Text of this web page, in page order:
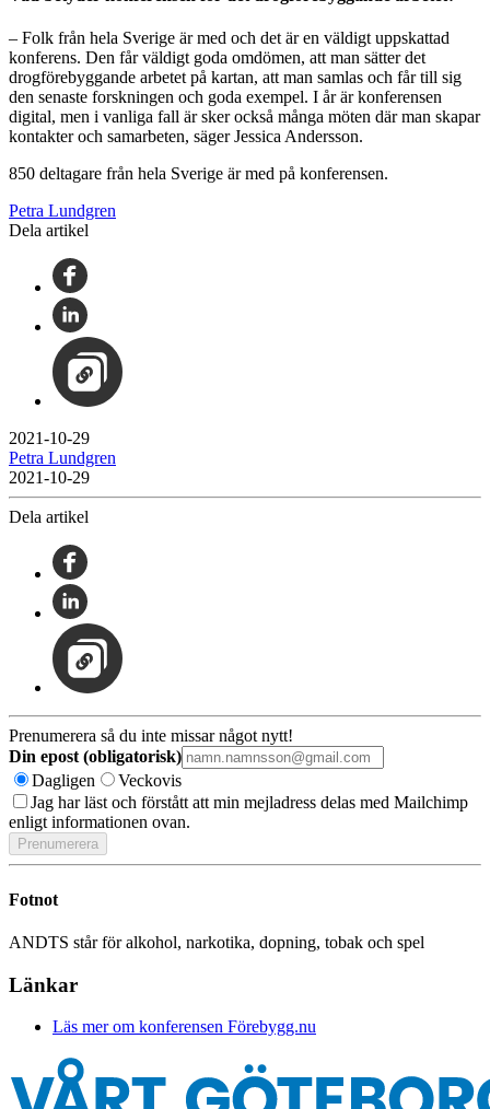
– Folk från hela Sverige är med och det är en väldigt uppskattad
konferens. Den får väldigt goda omdömen, att man sätter det
drogförebyggande arbetet på kartan, att man samlas och får till sig
den senaste forskningen och goda exempel. I år är konferensen
digital, men i vanliga fall är sker också många möten där man skapar
kontakter och samarbeten, säger Jessica Andersson.
850 deltagare från hela Sverige är med på konferensen.
Petra Lundgren
Dela artikel
2021-10-29
Petra Lundgren
2021-10-29
Dela artikel
Prenumerera så du inte missar något nytt!
Din epost (obligatorisk)
Dagligen
Veckovis
Jag har läst och förstått att min mejladress delas med Mailchimp
enligt informationen ovan.
Fotnot
ANDTS står för alkohol, narkotika, dopning, tobak och spel
Länkar
Läs mer om konferensen Förebygg.nu